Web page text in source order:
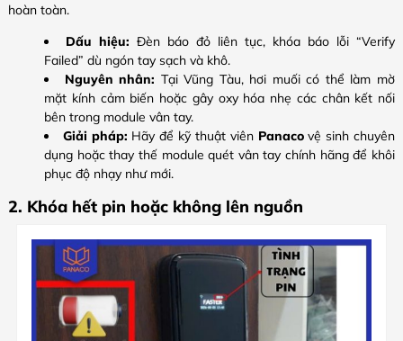
hoàn toàn.
Dấu hiệu: Đèn báo đỏ liên tục, khóa báo lỗi “Verify
Failed” dù ngón tay sạch và khô.
Nguyên nhân: Tại Vũng Tàu, hơi muối có thể làm mờ
mặt kính cảm biến hoặc gây oxy hóa nhẹ các chân kết nối
bên trong module vân tay.
Giải pháp: Hãy để kỹ thuật viên Panacovệ sinh chuyên
dụng hoặc thay thế module quét vân tay chính hãng để khôi
phục độ nhạy như mới.
2. Khóa hết pin hoặc không lên nguồn